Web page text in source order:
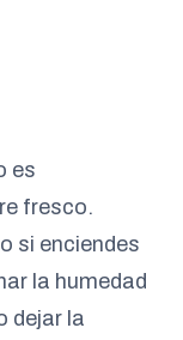
es
fresco.
si enciendes
la humedad
dejar la